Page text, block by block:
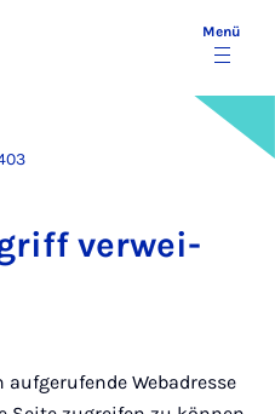
Menü
ver­wei­
Webadresse